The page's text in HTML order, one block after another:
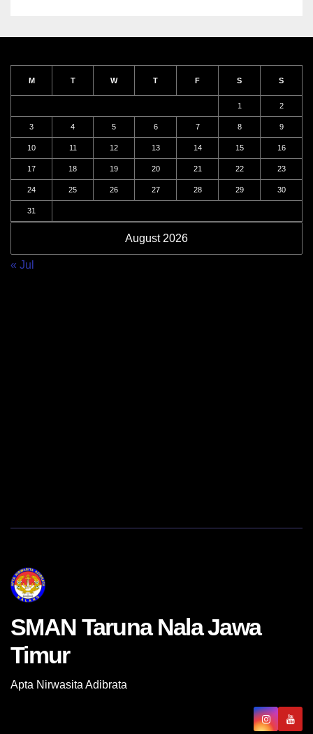
August 2026
M T W T F S S
1 2
3 4 5 6 7 8 9
10 11 12 13 14 15 16
17 18 19 20 21 22 23
24 25 26 27 28 29 30
31
« Jul
SMAN Taruna Nala Jawa
Timur
Apta Nirwasita Adibrata